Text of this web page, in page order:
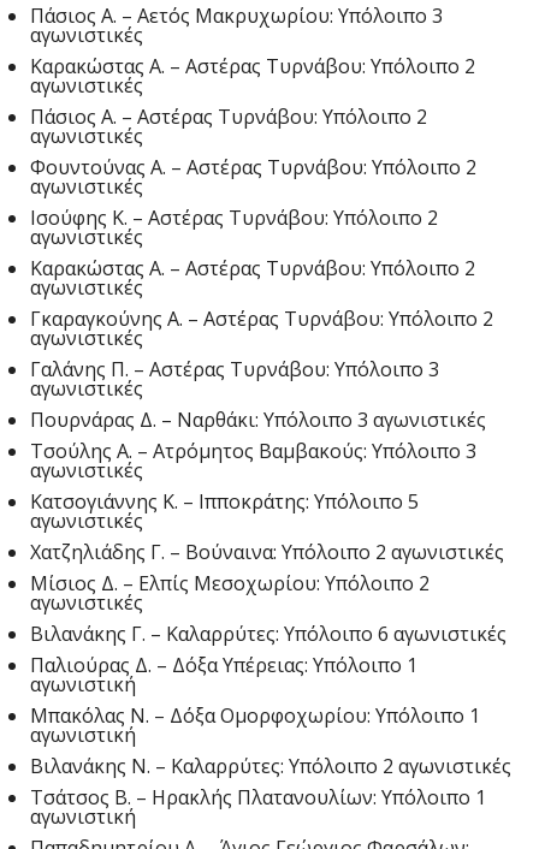
Πάσιος Α. – Αετός Μακρυχωρίου: Υπόλοιπο 3
αγωνιστικές
Καρακώστας Α. – Αστέρας Τυρνάβου: Υπόλοιπο 2
αγωνιστικές
Πάσιος Α. – Αστέρας Τυρνάβου: Υπόλοιπο 2
αγωνιστικές
Φουντούνας Α. – Αστέρας Τυρνάβου: Υπόλοιπο 2
αγωνιστικές
Ισούφης Κ. – Αστέρας Τυρνάβου: Υπόλοιπο 2
αγωνιστικές
Καρακώστας Α. – Αστέρας Τυρνάβου: Υπόλοιπο 2
αγωνιστικές
Γκαραγκούνης Α. – Αστέρας Τυρνάβου: Υπόλοιπο 2
αγωνιστικές
Γαλάνης Π. – Αστέρας Τυρνάβου: Υπόλοιπο 3
αγωνιστικές
Πουρνάρας Δ. – Ναρθάκι: Υπόλοιπο 3 αγωνιστικές
Τσούλης Α. – Ατρόμητος Βαμβακούς: Υπόλοιπο 3
αγωνιστικές
Κατσογιάννης Κ. – Ιπποκράτης: Υπόλοιπο 5
αγωνιστικές
Χατζηλιάδης Γ. – Βούναινα: Υπόλοιπο 2 αγωνιστικές
Μίσιος Δ. – Ελπίς Μεσοχωρίου: Υπόλοιπο 2
αγωνιστικές
Βιλανάκης Γ. – Καλαρρύτες: Υπόλοιπο 6 αγωνιστικές
Παλιούρας Δ. – Δόξα Υπέρειας: Υπόλοιπο 1
αγωνιστική
Μπακόλας Ν. – Δόξα Ομορφοχωρίου: Υπόλοιπο 1
αγωνιστική
Βιλανάκης Ν. – Καλαρρύτες: Υπόλοιπο 2 αγωνιστικές
Τσάτσος Β. – Ηρακλής Πλατανουλίων: Υπόλοιπο 1
αγωνιστική